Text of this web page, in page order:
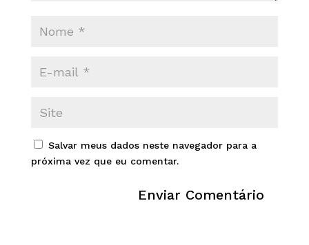
Salvar meus dados neste navegador para a
próxima vez que eu comentar.